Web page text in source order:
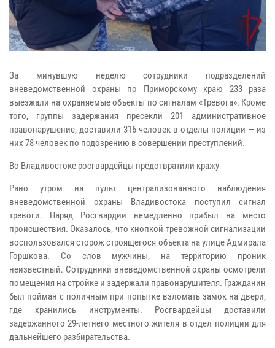
За минувшую неделю сотрудники подразделений
вневедомственной охраны по Приморскому краю 233 раза
выезжали на охраняемые объекты по сигналам «Тревога». Кроме
того, группы задержания пресекли 201 административное
правонарушение, доставили 316 человек в отделы полиции — из
них 78 человек по подозрению в совершении преступлений.
Во Владивостоке росгвардейцы предотвратили кражу
Рано утром на пульт централизованного наблюдения
вневедомственной охраны Владивостока поступил сигнал
тревоги. Наряд Росгвардии немедленно прибыл на место
происшествия. Оказалось, что кнопкой тревожной сигнализации
воспользовался сторож строящегося объекта на улице Адмирала
Горшкова. Со слов мужчины, на территорию проник
неизвестный. Сотрудники вневедомственной охраны осмотрели
помещения на стройке и задержали правонарушителя. Гражданин
был пойман с поличным при попытке взломать замок на двери,
где хранились инструменты. Росгвардейцы доставили
задержанного 29-летнего местного жителя в отдел полиции для
дальнейшего разбирательства.